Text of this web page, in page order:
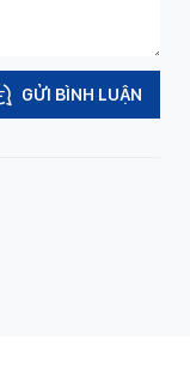
GỬI BÌNH LUẬN